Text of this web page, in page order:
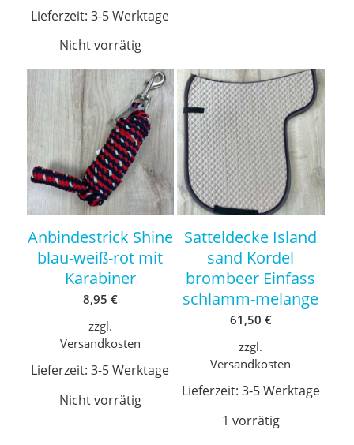
Lieferzeit:3-5 Werktage
Nicht vorrätig
Anbindestrick Shine
blau-weiß-rot mit
Karabiner
8,95 €
zzgl.
Versandkosten
Lieferzeit:3-5 Werktage
Nicht vorrätig
Satteldecke Island
sand Kordel
brombeer Einfass
schlamm-melange
61,50 €
zzgl.
Versandkosten
Lieferzeit: 3-5 Werktage
1 vorrätig